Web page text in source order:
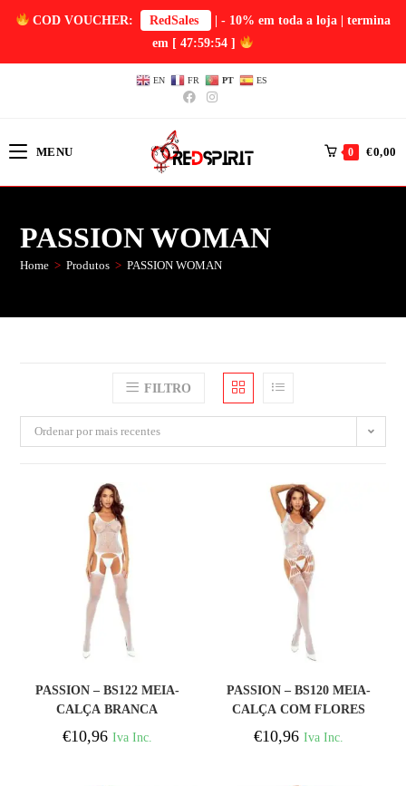
COD VOUCHER: RedSales
| - 10% em toda a loja | termina
em [ 47:59:54 ]
EN FR PT ES
MENU 0 €0,00
PASSION WOMAN
Home > Produtos > PASSION WOMAN
FILTRO
Ordenar por mais recentes
PASSION – BS122 MEIA-
CALÇA BRANCA
ABERTA
€10,96 Iva Inc.
PASSION – BS120 MEIA-
CALÇA COM FLORES
BRANCAS
€10,96 Iva Inc.